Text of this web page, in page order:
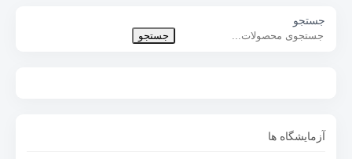
جستجو
جستجو
آزمایشگاه ها